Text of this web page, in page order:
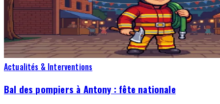
Actualités & Interventions
Bal des pompiers à Antony : fête nationale